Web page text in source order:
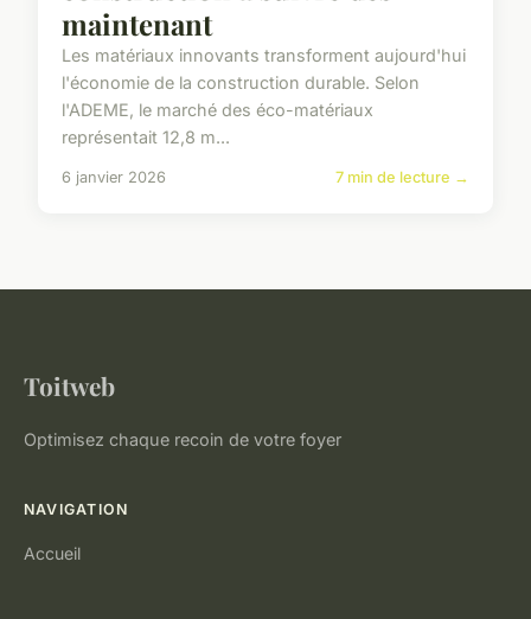
maintenant
Les matériaux innovants transforment aujourd'hui
l'économie de la construction durable. Selon
l'ADEME, le marché des éco-matériaux
représentait 12,8 m...
6 janvier 2026 7 min de lecture →
Toitweb
Optimisez chaque recoin de votre foyer
NAVIGATION
Accueil